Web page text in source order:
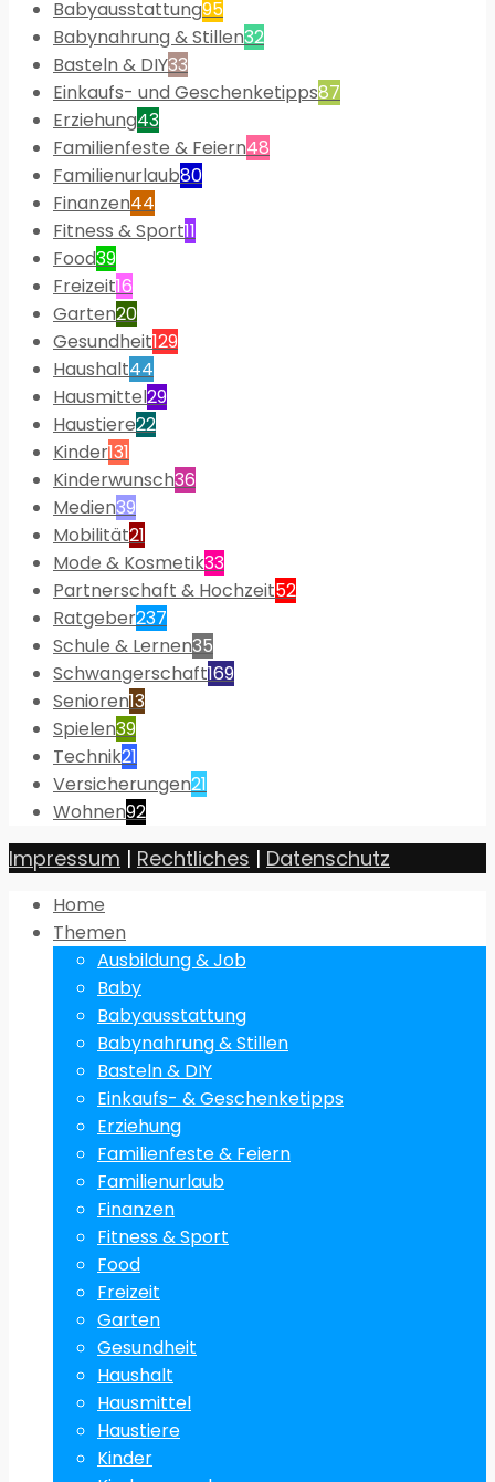
Babyausstattung95
Babynahrung & Stillen32
Basteln & DIY33
Einkaufs- und Geschenketipps87
Erziehung43
Familienfeste & Feiern48
Familienurlaub80
Finanzen44
Fitness & Sport11
Food39
Freizeit16
Garten20
Gesundheit129
Haushalt44
Hausmittel29
Haustiere22
Kinder131
Kinderwunsch36
Medien39
Mobilität21
Mode & Kosmetik33
Partnerschaft & Hochzeit52
Ratgeber237
Schule & Lernen35
Schwangerschaft169
Senioren13
Spielen39
Technik21
Versicherungen21
Wohnen92
Impressum | Rechtliches | Datenschutz
Home
Themen
Ausbildung & Job
Baby
Babyausstattung
Babynahrung & Stillen
Basteln & DIY
Einkaufs- & Geschenketipps
Erziehung
Familienfeste & Feiern
Familienurlaub
Finanzen
Fitness & Sport
Food
Freizeit
Garten
Gesundheit
Haushalt
Hausmittel
Haustiere
Kinder